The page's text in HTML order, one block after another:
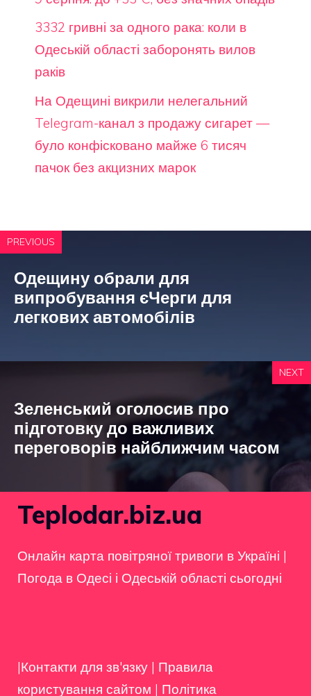
3332 гривні за одного рака: коли в
Одеській області заборонять вилов
раків
На Одещині викрили нелегальний
Telegram-канал з продажу сигарет —
було конфісковано майже 6 тисяч
пачок без акцизних марок
PREVIOUS
Одещину обрали для
випробування єЧерги для
легкових автомобілів
NEXT
Зеленський оголосив про
підготовку до важливих
переговорів найближчим часом
Teplodar.biz.ua
Онлайн карта повітряної тривоги в Україні |
Погода в Одесі і Одеській області сьогодні
|Контакти для зв'язку | Правила
користування сайтом | Політика